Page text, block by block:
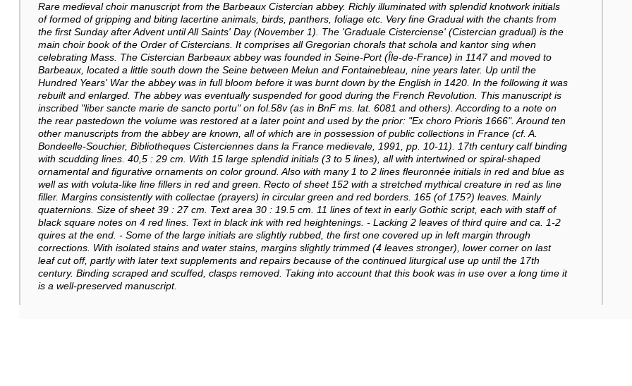
Rare medieval choir manuscript from the Barbeaux Cistercian abbey. Richly illuminated with splendid knotwork initials
of formed of gripping and biting lacertine animals, birds, panthers, foliage etc. Very fine Gradual with the chants from
the first Sunday after Advent until All Saints' Day (November 1). The 'Graduale Cisterciense' (Cistercian gradual) is the
main choir book of the Order of Cistercians. It comprises all Gregorian chorals that schola and kantor sing when
celebrating Mass. The Cistercian Barbeaux abbey was founded in Seine-Port (Île-de-France) in 1147 and moved to
Barbeaux, located a little south down the Seine between Melun and Fontainebleau, nine years later. Up until the
Hundred Years' War the abbey was in full bloom before it was burnt down by the English in 1420. In the following it was
rebuilt and enlarged. The abbey was eventually suspended for good during the French Revolution. This manuscript is
inscribed "liber sancte marie de sancto portu" on fol.58v (as in BnF ms. lat. 6081 and others). According to a note on
the rear pastedown the volume was restored at a later point and used by the prior: "Ex choro Prioris 1666". Around ten
other manuscripts from the abbey are known, all of which are in possession of public collections in France (cf. A.
Bondeelle-Souchier, Bibliotheques Cisterciennes dans la France medievale, 1991, pp. 10-11). 17th century calf binding
with scudding lines. 40,5 : 29 cm. With 15 large splendid initials (3 to 5 lines), all with intertwined or spiral-shaped
ornamental and figurative ornaments on color ground. Also with many 1 to 2 lines fleuronnée initials in red and blue as
well as with voluta-like line fillers in red and green. Recto of sheet 152 with a stretched mythical creature in red as line
filler. Margins consistently with collectae (prayers) in circular green and red borders. 165 (of 175?) leaves. Mainly
quaternions. Size of sheet 39 : 27 cm. Text area 30 : 19.5 cm. 11 lines of text in early Gothic script, each with staff of
black square notes on 4 red lines. Text in black ink with red heightenings. - Lacking 2 leaves of third quire and ca. 1-2
quires at the end. - Some of the large initials are slightly rubbed, the first one covered up in left margin through
corrections. With isolated stains and water stains, margins slightly trimmed (4 leaves stronger), lower corner on last
leaf cut off, partly with later text supplements and repairs because of the continued liturgical use up until the 17th
century. Binding scraped and scuffed, clasps removed. Taking into account that this book was in use over a long time it
is a well-preserved manuscript.